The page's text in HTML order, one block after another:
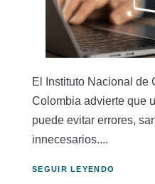
El Instituto Nacional de
Colombia advierte que
puede evitar errores,
innecesarios....
SEGUIR LEYENDO